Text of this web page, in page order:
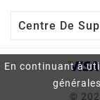
En continuant à
Centre De
©